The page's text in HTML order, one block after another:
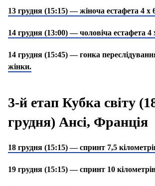
13 грудня (15:15) — жіноча естафета 4 х
14 грудня (13:00) — чоловіча естафета 4
14 грудня (15:45) — гонка
жінки.
3-й етап Кубка світу
грудня) Ансі, Франція
18 грудня (15:15) — спринт 7,5
19 грудня (15:15) — спринт 10